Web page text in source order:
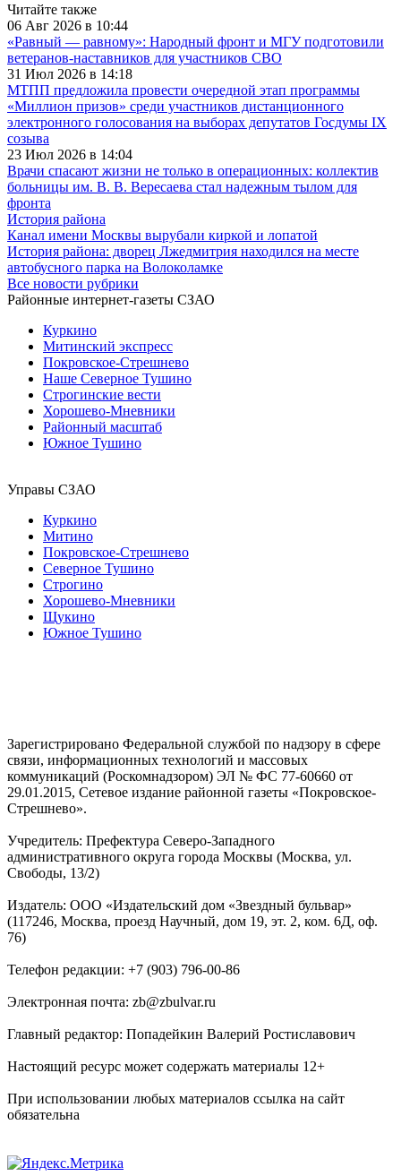
Читайте также
06 Авг 2026 в 10:44
«Равный — равному»: Народный фронт и МГУ подготовили
ветеранов-наставников для участников СВО
31 Июл 2026 в 14:18
МТПП предложила провести очередной этап программы
«Миллион призов» среди участников дистанционного
электронного голосования на выборах депутатов Госдумы IX
созыва
23 Июл 2026 в 14:04
Врачи спасают жизни не только в операционных: коллектив
больницы им. В. В. Вересаева стал надежным тылом для
фронта
История района
Канал имени Москвы вырубали киркой и лопатой
История района: дворец Лжедмитрия находился на месте
автобусного парка на Волоколамке
Все новости рубрики
Районные интернет-газеты СЗАО
Куркино
Митинский экспресс
Покровское-Стрешнево
Наше Северное Тушино
Строгинские вести
Хорошево-Мневники
Районный масштаб
Южное Тушино
Управы СЗАО
Куркино
Митино
Покровское-Стрешнево
Северное Тушино
Строгино
Хорошево-Мневники
Щукино
Южное Тушино
Зарегистрировано Федеральной службой по надзору в сфере
связи, информационных технологий и массовых
коммуникаций (Роскомнадзором) ЭЛ № ФС 77-60660 от
29.01.2015, Сетевое издание районной газеты «Покровское-
Стрешнево».
Учредитель: Префектура Северо-Западного
административного округа города Москвы (Москва, ул.
Свободы, 13/2)
Издатель: ООО «Издательский дом «Звездный бульвар»
(117246, Москва, проезд Научный, дом 19, эт. 2, ком. 6Д, оф.
76)
Телефон редакции: +7 (903) 796-00-86
Электронная почта: zb@zbulvar.ru
Главный редактор: Попадейкин Валерий Ростиславович
Настоящий ресурс может содержать материалы 12+
При использовании любых материалов ссылка на сайт
обязательна